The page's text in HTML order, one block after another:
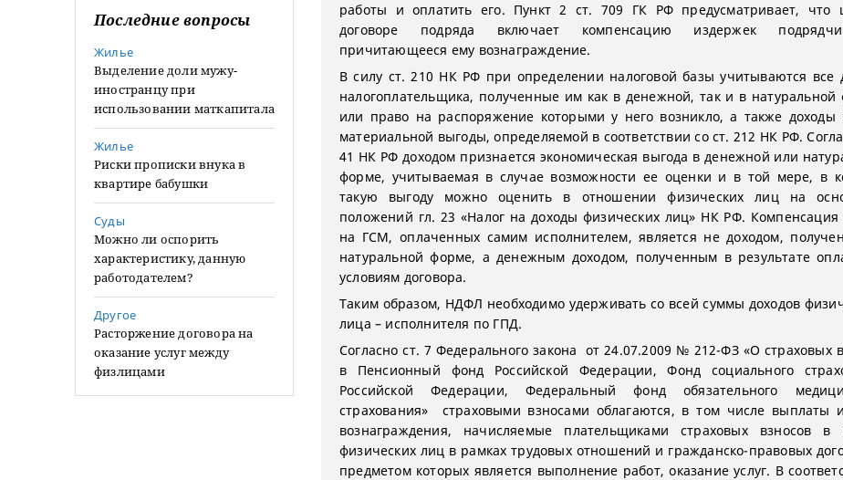
Последние вопросы
Жилье
Выделение доли мужу-
иностранцу при
использовании маткапитала
Жилье
Риски прописки внука в
квартире бабушки
Суды
Можно ли оспорить
характеристику, данную
работодателем?
Другое
Расторжение договора на
оказание услуг между
физлицами
работы и оплатить его. Пункт 2 ст. 709 ГК РФ предусматривает, что
договоре подряда включает компенсацию издержек
причитающееся ему вознаграждение.
В силу ст. 210 НК РФ при определении налоговой базы учитываются все
налогоплательщика, полученные им как в денежной, так и в натуральной
или право на распоряжение которыми у него возникло, а также доходы
материальной выгоды, определяемой в соответствии со ст. 212 НК РФ.
41 НК РФ доходом признается экономическая выгода в денежной или
форме, учитываемая в случае возможности ее оценки и в той мере, в
такую выгоду можно оценить в отношении физических лиц на
положений гл. 23 «Налог на доходы физических лиц» НК РФ. Компенсация
на ГСМ, оплаченных самим исполнителем, является не доходом,
натуральной форме, а денежным доходом, полученным в результате
условиям договора.
Таким образом, НДФЛ необходимо удерживать со всей суммы доходов
лица – исполнителя по ГПД.
Согласно ст. 7 Федерального закона от 24.07.2009 № 212-ФЗ «О страховых
в Пенсионный фонд Российской Федерации, Фонд социального
Российской Федерации, Федеральный фонд обязательного
страхования» страховыми взносами облагаются, в том числе выплаты
вознаграждения, начисляемые плательщиками страховых взносов в
физических лиц в рамках трудовых отношений и гражданско-правовых
предметом которых является выполнение работ, оказание услуг. В